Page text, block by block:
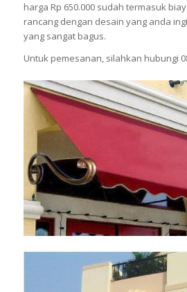
harga Rp 650.000 sudah termasuk
rancang dengan desain yang anda
yang sangat bagus.
Untuk pemesanan, silahkan hubungi